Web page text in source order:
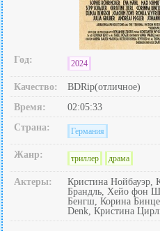
Год: 2024
Качество:
BDRip(отличное)
Время:
02:05:33
Страна:
Германия
Жанр: триллер драма
Актеры:
Кристина Нойбауэр,
Брандль, Хейо фон
Бенгш, Корина
Denk, Кристина